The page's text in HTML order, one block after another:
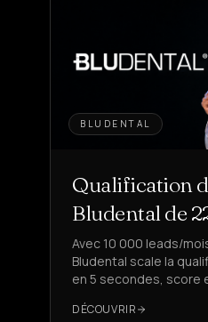
BLUDENTAL
Qualification
Bludental de
Avec 10 000 leads/
Bludental scale la
en 5 secondes, score
DÉCOUVRIR